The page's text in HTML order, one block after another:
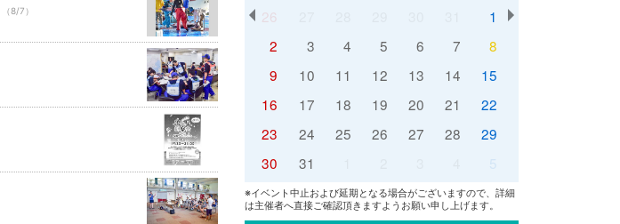
（8/7） 26
1
2
3 4 5 6 7
8
9
10 11 12 13 14
15
16
17 18 19 20 21
22
23
24 25 26 27 28
29
30
31 5
※イベント中止および延期となる場合がございますので、詳細
は主催者へ直接ご確認頂きますようお願い申し上げます。